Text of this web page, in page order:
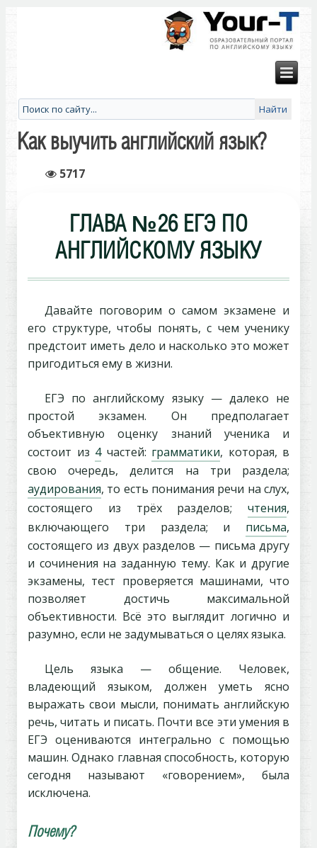
Как выучить английский язык?
5717
ГЛАВА №26 ЕГЭ ПО
АНГЛИЙСКОМУ ЯЗЫКУ
Давайте поговорим о самом экзамене и
его структуре, чтобы понять, с чем ученику
предстоит иметь дело и насколько это может
пригодиться ему в жизни.
ЕГЭ по английскому языку — далеко не
простой экзамен. Он предполагает
объективную оценку знаний ученика и
состоит из 4частей: грамматики, которая, в
свою очередь, делится на три раздела;
аудирования, то есть понимания речи на слух,
состоящего из трёх разделов; чтения,
включающего три раздела; и письма,
состоящего из двух разделов — письма другу
и сочинения на заданную тему. Как и другие
экзамены, тест проверяется машинами, что
позволяет достичь максимальной
объективности. Всё это выглядит логично и
разумно, если не задумываться о целях языка.
Цель языка — общение. Человек,
владеющий языком, должен уметь ясно
выражать свои мысли, понимать английскую
речь, читать и писать. Почти все эти умения в
ЕГЭ оцениваются интегрально с помощью
машин. Однако главная способность, которую
сегодня называют «говорением», была
исключена.
Почему?